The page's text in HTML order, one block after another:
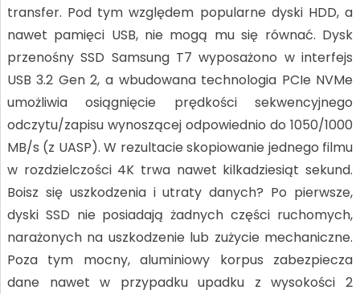
transfer. Pod tym względem popularne dyski HDD, a
nawet pamięci USB, nie mogą mu się równać. Dysk
przenośny SSD Samsung T7 wyposażono w interfejs
USB 3.2 Gen 2, a wbudowana technologia PCIe NVMe
umożliwia osiągnięcie prędkości sekwencyjnego
odczytu/zapisu wynoszącej odpowiednio do 1050/1000
MB/s (z UASP). W rezultacie skopiowanie jednego filmu
w rozdzielczości 4K trwa nawet kilkadziesiąt sekund.
Boisz się uszkodzenia i utraty danych? Po pierwsze,
dyski SSD nie posiadają żadnych części ruchomych,
narażonych na uszkodzenie lub zużycie mechaniczne.
Poza tym mocny, aluminiowy korpus zabezpiecza
dane nawet w przypadku upadku z wysokości 2